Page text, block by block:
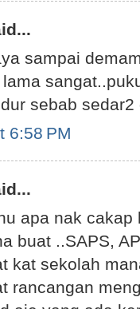
sampai
sebab
6:58 PM
apa nak
buat ..SAPS,
kat sekolah
rancangan